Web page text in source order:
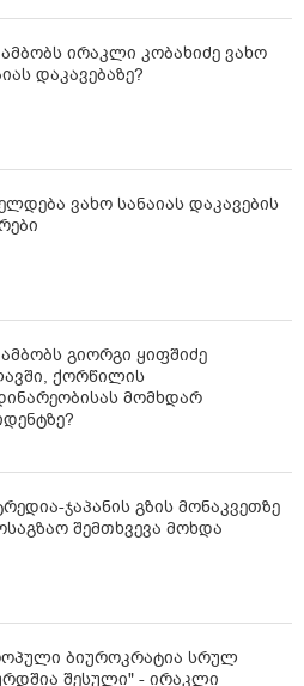
ირაკლი კობახიძე ვახო
დაკავებაზე?
ვახო სანაიას დაკავების
გიორგი ყიფშიძე
ქორწილის
მომხდარ
ჯაპანის გზის მონაკვეთზე
შემთხვევა მოხდა
ბიუროკრატია სრულ
შესული" - ირაკლი